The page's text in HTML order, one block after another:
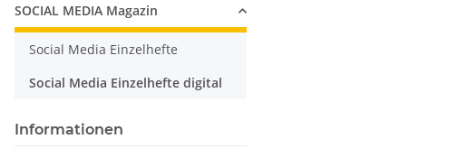
SOCIAL MEDIA Magazin
Social Media Einzelhefte
Social Media Einzelhefte digital
Informationen